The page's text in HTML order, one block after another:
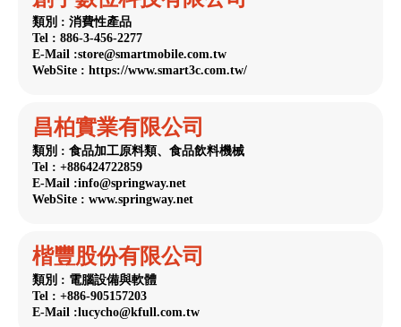
類別 : 消費性產品
Tel : 886-3-456-2277
E-Mail :store@smartmobile.com.tw
WebSite : https://www.smart3c.com.tw/
昌柏實業有限公司
類別 : 食品加工原料類、食品飲料機械
Tel : +886424722859
E-Mail :info@springway.net
WebSite : www.springway.net
楷豐股份有限公司
類別 : 電腦設備與軟體
Tel : +886-905157203
E-Mail :lucycho@kfull.com.tw